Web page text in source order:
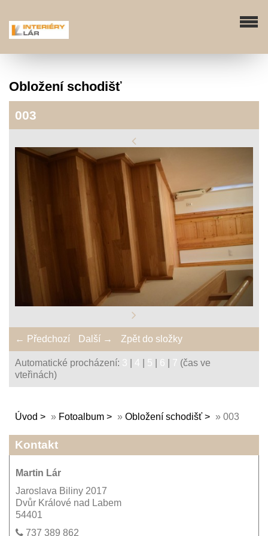
Obložení schodišť
003
← Předchozí Další → Zpět do složky
Automatické procházení: 3 4 5 6 7 (čas ve
vteřinách)
Úvod » Fotoalbum » Obložení schodišť » 003
Kontakt
Martin Lár
Jaroslava Biliny 2017
Dvůr Králové nad Labem
54401
737 389 862